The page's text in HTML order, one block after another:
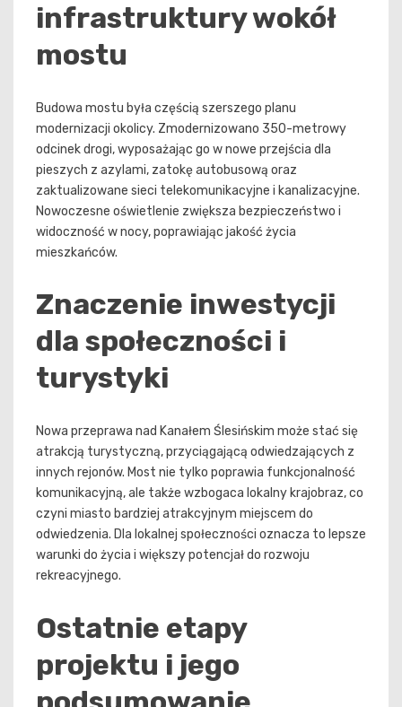
infrastruktury wokół
mostu
Budowa mostu była częścią szerszego planu
modernizacji okolicy. Zmodernizowano 350-metrowy
odcinek drogi, wyposażając go w nowe przejścia dla
pieszych z azylami, zatokę autobusową oraz
zaktualizowane sieci telekomunikacyjne i kanalizacyjne.
Nowoczesne oświetlenie zwiększa bezpieczeństwo i
widoczność w nocy, poprawiając jakość życia
mieszkańców.
Znaczenie inwestycji
dla społeczności i
turystyki
Nowa przeprawa nad Kanałem Ślesińskim może stać się
atrakcją turystyczną, przyciągającą odwiedzających z
innych rejonów. Most nie tylko poprawia funkcjonalność
komunikacyjną, ale także wzbogaca lokalny krajobraz, co
czyni miasto bardziej atrakcyjnym miejscem do
odwiedzenia. Dla lokalnej społeczności oznacza to lepsze
warunki do życia i większy potencjał do rozwoju
rekreacyjnego.
Ostatnie etapy
projektu i jego